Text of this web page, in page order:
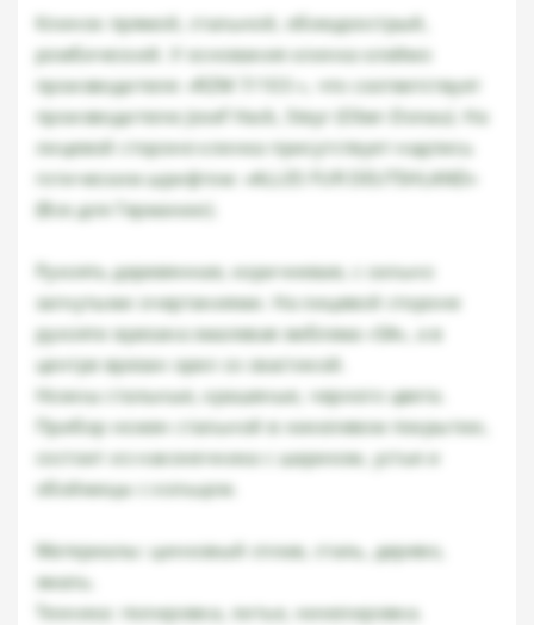
Клинок прямой, стальной, обоюдоострый,
ромбический. У основания клинка клеймо
производителя: «RZM 7/103 », что соответствует
производителю Josef Hack, Steyr (Ober-Donau). На
лицевой стороне клинка присутствует надпись
готическим шрифтом: «ALLES FUR DEUTSHLAND»
(Все для Германии).
Рукоять деревянная, коричневая, с сильно
загнутыми очертаниями. На лицевой стороне
рукояти врезана эмалевая эмблема «SA», а в
центре врезан орел со свастикой.
Ножны стальные, крашеные, черного цвета.
Прибор ножен стальной в никелевом покрытии,
состоит из наконечника с шариком, устья и
обоймицы с кольцом.
Материалы: цинковый сплав, сталь, дерево,
эмаль.
Техника: полировка, литье, никелировка.